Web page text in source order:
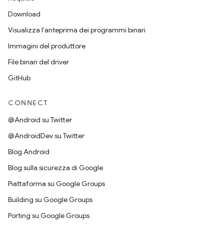
Download
Visualizza l'anteprima dei programmi binari
Immagini del produttore
File binari del driver
GitHub
CONNECT
@Android su Twitter
@AndroidDev su Twitter
Blog Android
Blog sulla sicurezza di Google
Piattaforma su Google Groups
Building su Google Groups
Porting su Google Groups